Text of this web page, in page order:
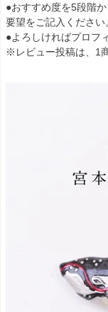
●おすすめ度を5段階
要望をご記入ください
●よろしければプロフ
※レビュー投稿は、1